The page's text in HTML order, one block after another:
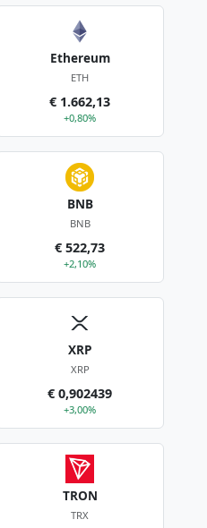
Ethereum
ETH
€ 1.662,13
+0,80%
BNB
BNB
€ 522,73
+2,10%
XRP
XRP
€ 0,902439
+3,00%
TRON
TRX